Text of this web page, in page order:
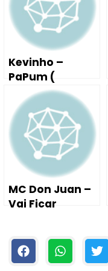
Kevinho –
PaPum (
Tutorial Aula
Piano / Teclado
)
MC Don Juan –
Vai Ficar
Áudio Oficial )